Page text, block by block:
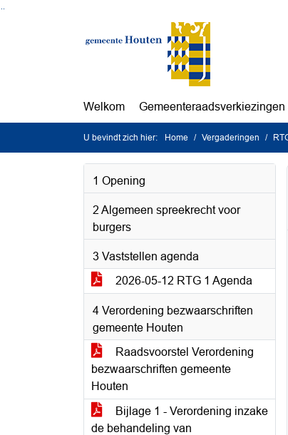
Welkom Gemeenteraadsverkiezingen
U bevindt zich hier: Home Vergaderingen
1 Opening
2 Algemeen spreekrecht voor
burgers
3 Vaststellen agenda
2026-05-12 RTG 1 Agenda
4 Verordening bezwaarschriften
gemeente Houten
Raadsvoorstel Verordening
bezwaarschriften gemeente
Houten
Bijlage 1 - Verordening inzake
de behandeling van